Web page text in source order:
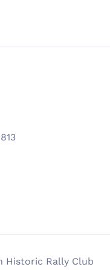
Historic Rally Club